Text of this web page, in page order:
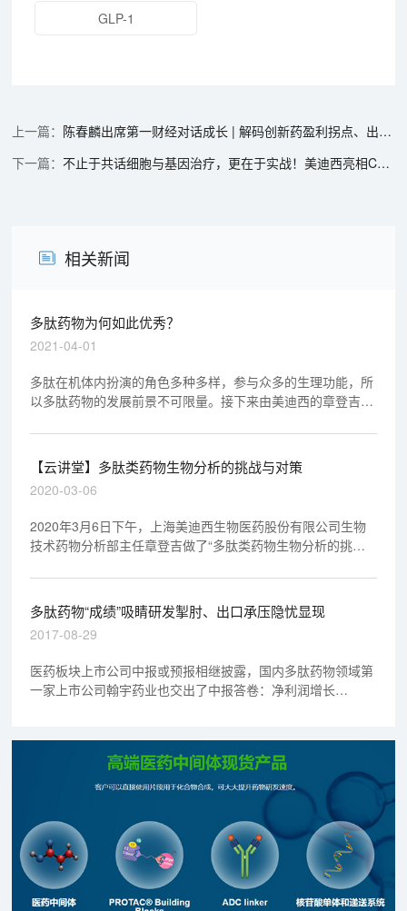
GLP-1
陈春麟出席第一财经对话成长 | 解码创新药盈利拐点、出海逻辑与AI新机遇
不止于共话细胞与基因治疗，更在于实战！美迪西亮相CBA-China，深度分享一线实战经验
相关新闻
多肽药物为何如此优秀？
2021-04-01
多肽在机体内扮演的角色多种多样，参与众多的生理功能，所
以多肽药物的发展前景不可限量。接下来由美迪西的章登吉博
【云讲堂】多肽类药物生物分析的挑战与对策
2020-03-06
2020年3月6日下午，上海美迪西生物医药股份有限公司生物
技术药物分析部主任章登吉做了“多肽类药物生物分析的挑战
多肽药物“成绩”吸睛研发掣肘、出口承压隐忧显现
2017-08-29
医药板块上市公司中报或预报相继披露，国内多肽药物领域第
一家上市公司翰宇药业也交出了中报答卷：净利润增长